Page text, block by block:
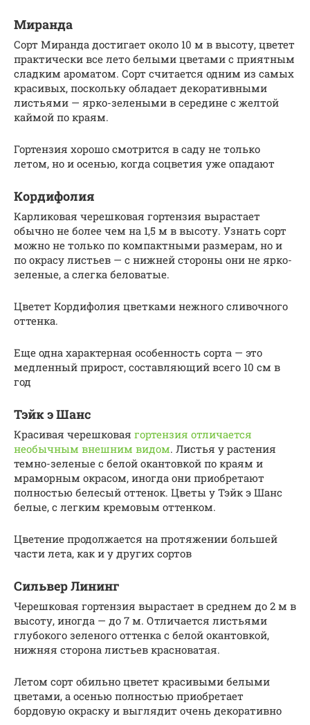
Миранда
Сорт Миранда достигает около 10 м в высоту, цветет
практически все лето белыми цветами с приятным
сладким ароматом. Сорт считается одним из самых
красивых, поскольку обладает декоративными
листьями — ярко-зелеными в середине с желтой
каймой по краям.
Гортензия хорошо смотрится в саду не только
летом, но и осенью, когда соцветия уже опадают
Кордифолия
Карликовая черешковая гортензия вырастает
обычно не более чем на 1,5 м в высоту. Узнать сорт
можно не только по компактными размерам, но и
по окрасу листьев — с нижней стороны они не ярко-
зеленые, а слегка беловатые.
Цветет Кордифолия цветками нежного сливочного
оттенка.
Еще одна характерная особенность сорта — это
медленный прирост, составляющий всего 10 см в
год
Тэйк э Шанс
Красивая черешковая гортензия отличается
необычным внешним видом. Листья у растения
темно-зеленые с белой окантовкой по краям и
мраморным окрасом, иногда они приобретают
полностью белесый оттенок. Цветы у Тэйк э Шанс
белые, с легким кремовым оттенком.
Цветение продолжается на протяжении большей
части лета, как и у других сортов
Сильвер Лининг
Черешковая гортензия вырастает в среднем до 2 м в
высоту, иногда — до 7 м. Отличается листьями
глубокого зеленого оттенка с белой окантовкой,
нижняя сторона листьев красноватая.
Летом сорт обильно цветет красивыми белыми
цветами, а осенью полностью приобретает
бордовую окраску и выглядит очень декоративно